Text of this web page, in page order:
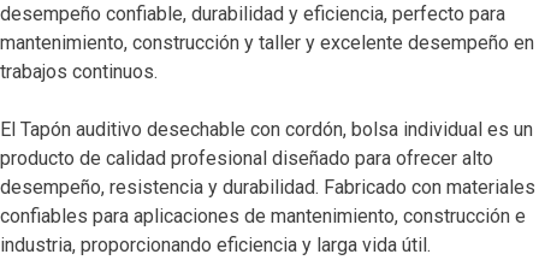
desempeño confiable, durabilidad y eficiencia, perfecto para
mantenimiento, construcción y taller y excelente desempeño en
trabajos continuos.
El Tapón auditivo desechable con cordón, bolsa individual es un
producto de calidad profesional diseñado para ofrecer alto
desempeño, resistencia y durabilidad. Fabricado con materiales
confiables para aplicaciones de mantenimiento, construcción e
industria, proporcionando eficiencia y larga vida útil.